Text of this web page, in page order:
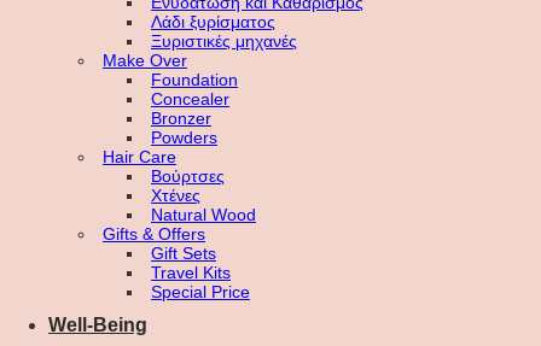
Λάδι ξυρίσματος
Ξυριστικές μηχανές
Make Over
Foundation
Concealer
Bronzer
Powders
Hair Care
Βούρτσες
Χτένες
Natural Wood
Gifts & Offers
Gift Sets
Travel Kits
Special Price
Well-Being